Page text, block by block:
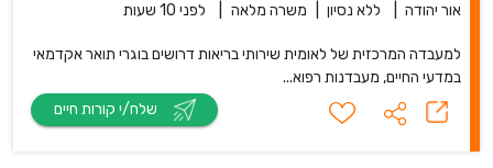
אור יהודה ללא נסיון משרה מלאה לפני 10 שעות
למעבדה המרכזית של לאומית שירותי בריאות דרושים בוגרי תואר אקדמאי
במדעי החיים, מעבדנות רפוא...